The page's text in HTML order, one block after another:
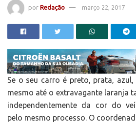
por Redação março 22, 2017
Se o seu carro é preto, prata,
mesmo até o extravagante laranja
independentemente da cor do
pelo mesmo processo. O